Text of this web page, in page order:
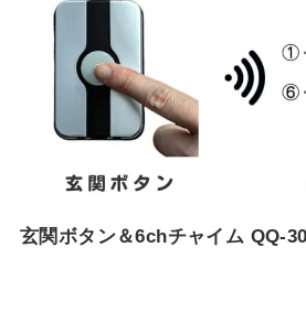
玄関ボタン＆6chチャイム QQ-